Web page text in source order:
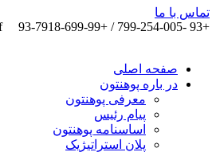
تماس ‌با ‌ما
+93 -799-254-005 / +93-7918-699-99
صفحه اصلی
در باره پوهنتون
معرفی پوهنتون
پیام رئیس
اساسنامه پوهنتون
پلان استراتیژیک